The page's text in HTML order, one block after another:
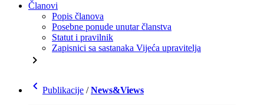
Članovi
Popis članova
Posebne ponude unutar članstva
Statut i pravilnik
Zapisnici sa sastanaka Vijeća upravitelja
chevron_right
chevron_left Publikacije /News&Views